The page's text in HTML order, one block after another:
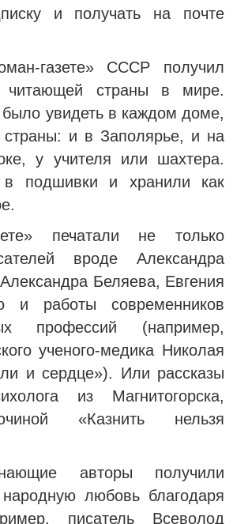
и получать на почте
газете» СССР получил
читающей страны в мире.
увидеть в каждом доме,
и в Заполярье, и на
у учителя или шахтера.
в подшивки и хранили как
печатали не только
вроде Александра
Беляева, Евгения
и работы современников
профессий (например,
ученого-медика Николая
и сердце»). Или рассказы
из Магнитогорска,
«Казнить нельзя
авторы получили
народную любовь благодаря
писатель Всеволод